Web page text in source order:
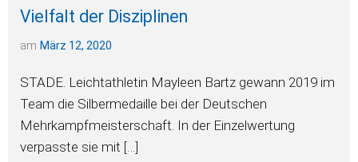
Vielfalt der Disziplinen
am März 12, 2020
STADE. Leichtathletin Mayleen Bartz gewann 2019 im
Team die Silbermedaille bei der Deutschen
Mehrkampfmeisterschaft. In der Einzelwertung
verpasste sie mit […]